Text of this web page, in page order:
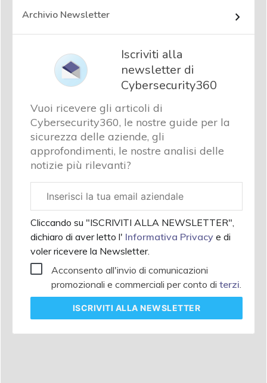
Archivio Newsletter
Iscriviti alla
newsletter di
Cybersecurity360
Vuoi ricevere gli articoli di
Cybersecurity360, le nostre guide per la
sicurezza delle aziende, gli
approfondimenti, le nostre analisi delle
notizie più rilevanti?
aziendale
Cliccando su "ISCRIVITI ALLA NEWSLETTER",
dichiaro di aver letto l' Informativa Privacy e di
voler ricevere la Newsletter.
Acconsento all'invio di comunicazioni
promozionali e commerciali per conto di terzi
ISCRIVITI ALLA NEWSLETTER